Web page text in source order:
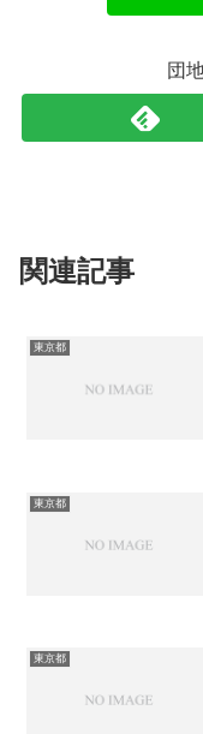
団
関連記事
東京都
東京都
東京都